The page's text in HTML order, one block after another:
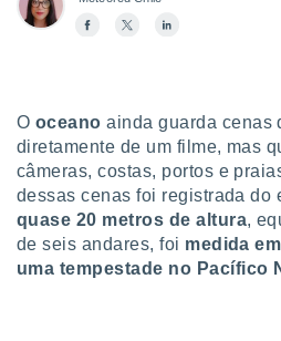
lhe
e
na nossa
e
a
cookies
O oceanoainda guarda cenas
diretamente de um filme, mas
câmeras, costas, portos e
dessas cenas foi registrada do
quase 20 metros de altura,
de seis andares, foi medida
uma tempestade no Pacífico